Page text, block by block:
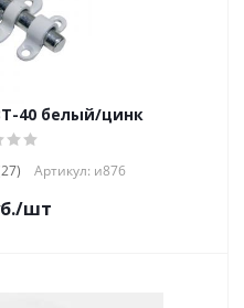
40 белый/цинк
Артикул: и876
/шт